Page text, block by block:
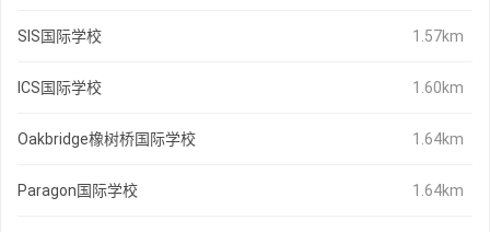
SIS国际学校 1.57km
ICS国际学校 1.60km
Oakbridge橡树桥国际学校 1.64km
Paragon国际学校 1.64km